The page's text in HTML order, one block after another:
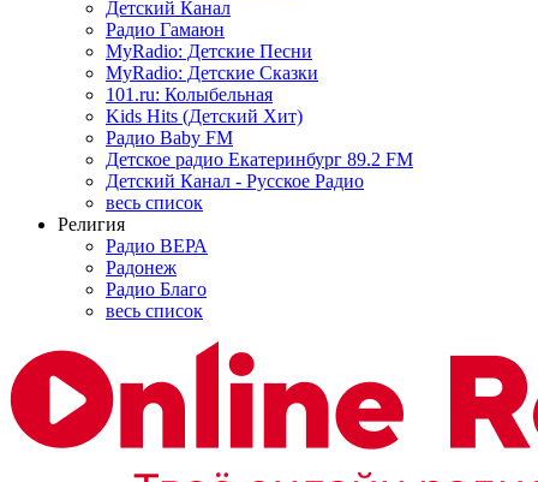
Детский Канал
Радио Гамаюн
MyRadio: Детские Песни
MyRadio: Детские Сказки
101.ru: Колыбельная
Kids Hits (Детский Хит)
Радио Baby FM
Детское радио Екатеринбург 89.2 FM
Детский Канал - Русское Радио
весь список
Религия
Радио ВЕРА
Радонеж
Радио Благо
весь список